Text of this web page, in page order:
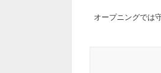
オープニングでは